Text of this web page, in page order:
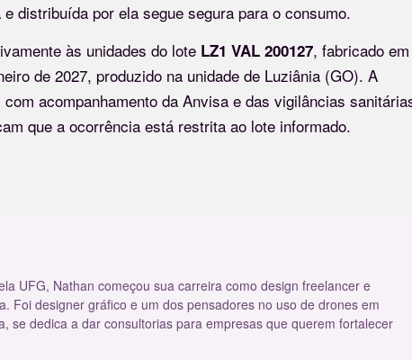
distribuída por ela segue segura para o consumo.
às unidades do lote LZ1 VAL 200127, fabricado em
de 2027, produzido na unidade de Luziânia (GO). A
acompanhamento da Anvisa e das vigilâncias
que a ocorrência está restrita ao lote informado.
UFG, Nathan começou sua carreira como design freelancer e
Foi designer gráfico e um dos pensadores no uso de drones em
se dedica a dar consultorias para empresas que querem fortalecer